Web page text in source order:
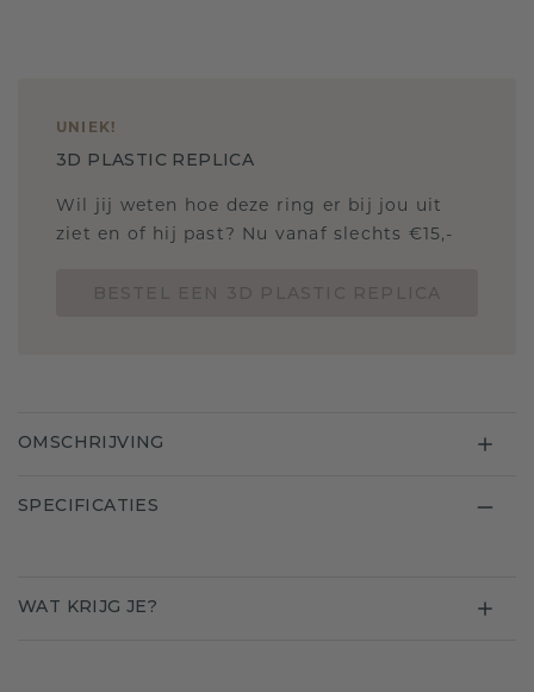
UNIEK!
3D PLASTIC REPLICA
Wil jij weten hoe deze ring er bij jou uit
ziet en of hij past? Nu vanaf slechts €15,-
OMSCHRIJVING
SPECIFICATIES
WAT KRIJG JE?